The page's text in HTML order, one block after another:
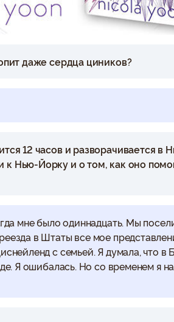
даже сердца циников?
12 часов и разворачивается в
Нью-Йорку и о том, как оно
мне было одиннадцать. Мы
в Штаты все мое
с семьей. Я думала, что в
Я ошибалась. Но со временем я